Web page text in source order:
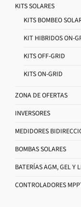
KITS SOLARES
KITS BOMBEO
KIT HIBRIDOS ON-
KITS OFF-GRID
KITS ON-GRID
ZONA DE OFERTAS
INVERSORES
MEDIDORES
BOMBAS SOLARES
BATERÍAS AGM, GEL Y
CONTROLADORES